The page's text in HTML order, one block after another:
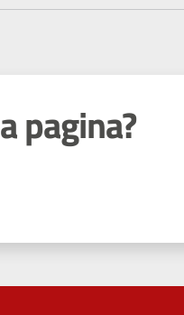
pagina?